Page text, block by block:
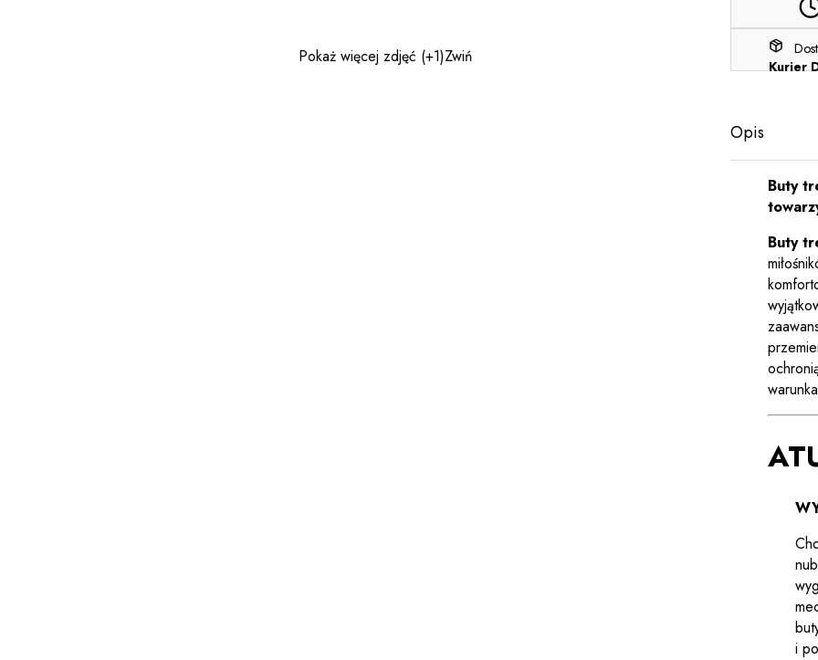
Pokaż więcej zdjęć (+1)Zwiń
Kurier
Opis
Buty
Buty
i